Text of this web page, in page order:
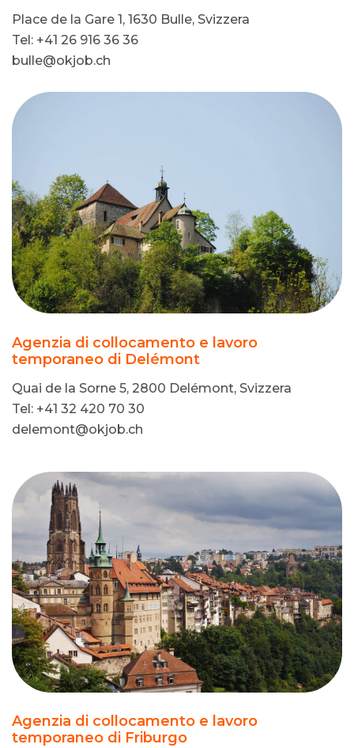
Place de la Gare 1, 1630 Bulle, Svizzera
Tel: +41 26 916 36 36
bulle@okjob.ch
Agenzia di collocamento e lavoro
temporaneo di Delémont
Quai de la Sorne 5, 2800 Delémont, Svizzera
Tel: +41 32 420 70 30
delemont@okjob.ch
Agenzia di collocamento e lavoro
temporaneo di Friburgo